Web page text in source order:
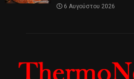
6 Αυγούστου 2026